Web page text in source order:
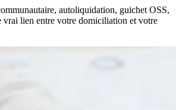
autoliquidation, guichet OSS,
vrai lien entre votre domiciliation et votre